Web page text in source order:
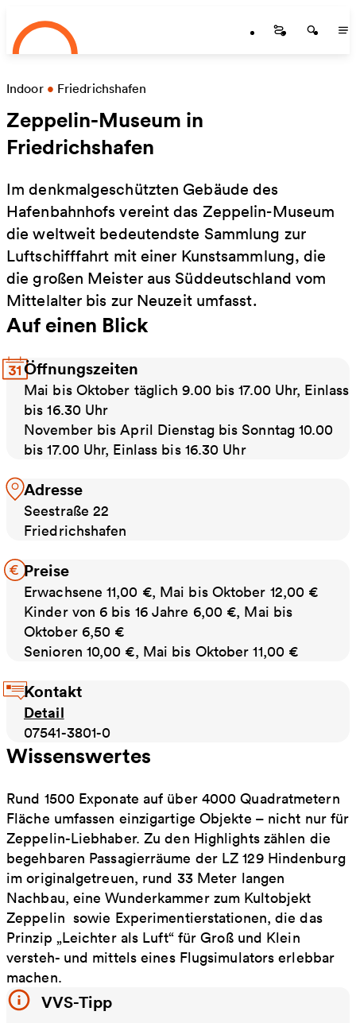
Zum Hauptinhalt springen
Startseite
Indoor • Friedrichshafen
Zeppelin-Museum in
Friedrichshafen
Im denkmalgeschützten Gebäude des
Hafenbahnhofs vereint das Zeppelin-Museum
die weltweit bedeutendste Sammlung zur
Luftschifffahrt mit einer Kunstsammlung, die
die großen Meister aus Süddeutschland vom
Mittelalter bis zur Neuzeit umfasst.
Auf einen Blick
Öffnungszeiten
Mai bis Oktober täglich 9.00 bis 17.00 Uhr, Einlass
bis 16.30 Uhr
November bis April Dienstag bis Sonntag 10.00
bis 17.00 Uhr, Einlass bis 16.30 Uhr
Adresse
Seestraße 22
Friedrichshafen
Preise
Erwachsene 11,00 €, Mai bis Oktober 12,00 €
Kinder von 6 bis 16 Jahre 6,00 €, Mai bis
Oktober 6,50 €
Senioren 10,00 €, Mai bis Oktober 11,00 €
Kontakt
Detail
07541-3801-0
Wissenswertes
Rund 1500 Exponate auf über 4000 Quadratmetern
Fläche umfassen einzigartige Objekte – nicht nur für
Zeppelin-Liebhaber. Zu den Highlights zählen die
begehbaren Passagierräume der LZ 129 Hindenburg
im originalgetreuen, rund 33 Meter langen
Nachbau, eine Wunderkammer zum Kultobjekt
Zeppelin sowie Experimentierstationen, die das
Prinzip „Leichter als Luft“ für Groß und Klein
versteh- und mittels eines Flugsimulators erlebbar
machen.
VVS-Tipp